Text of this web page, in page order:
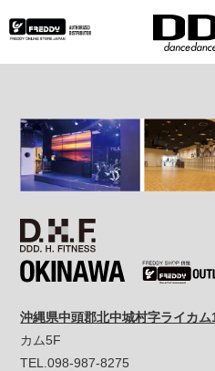
沖縄県中頭郡北中城村字ライカム
カム5F
TEL.098-987-8275